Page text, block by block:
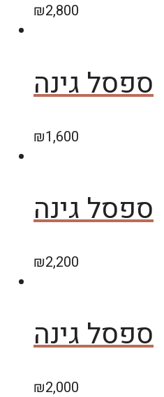
₪2,800
ספסל גינה
₪1,600
ספסל גינה
₪2,200
ספסל גינה
₪2,000